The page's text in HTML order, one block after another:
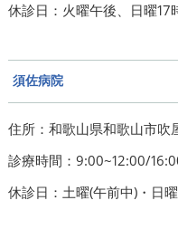
休診日：火曜午後、日曜17
須佐病院
住所：和歌山県和歌山市吹
診療時間：9:00~12:00/
休診日：土曜(午前中)・日